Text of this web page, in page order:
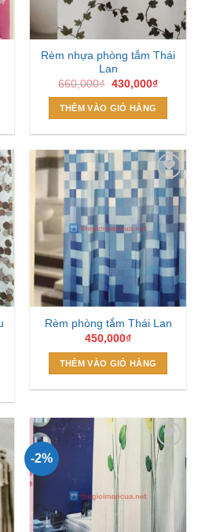
Rèm nhựa phòng tắm Thái
Lan
660,000₫ Giá
là:
660,000₫.
430,000₫Giá
THÊM VÀO GIỎ HÀNG
Add to
Wishlist
Rèm phòng tắm Thái Lan
450,000₫
THÊM VÀO GIỎ HÀNG
-2%
Add to
Wishlist